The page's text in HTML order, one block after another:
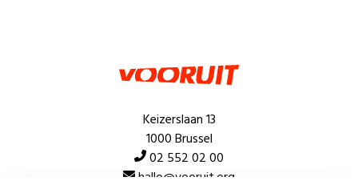
Keizerslaan 13
1000 Brussel
02 552 02 00
hallo@vooruit.org